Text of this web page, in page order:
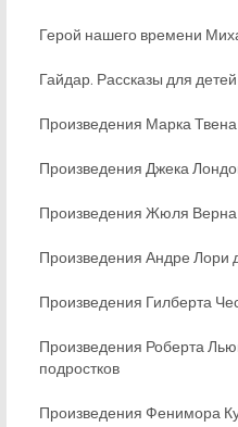
Герой нашего времени
Гайдар. Рассказы для детей
Произведения Марка
Произведения Джека
Произведения Жюля Верна
Произведения Андре Лори
Произведения Гилберта
Произведения Роберта
подростков
Произведения Фенимора